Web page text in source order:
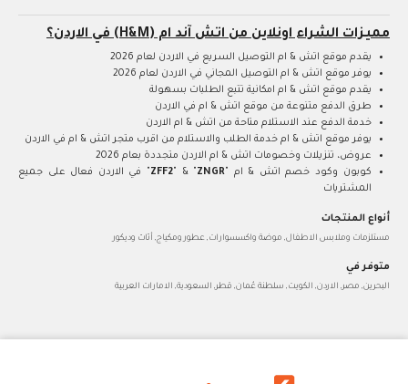
مميزات الشراء اونلاين من اتش آند ام (H&M) في الاردن؟
يقدم موقع اتش & ام التوصيل السريع في الاردن لعام 2026
يوفر موقع اتش & ام التوصيل المجاني في الاردن لعام 2026
يقدم موقع اتش & ام امكانية تتبع الطلبات بسهولة
طرق الدفع متنوعة من موقع اتش & ام في الاردن
خدمة الدفع عند الاستلام متاحة من اتش & ام الاردن
يوفر موقع اتش & ام خدمة الطلب والاستلام من اقرب متجر اتش & ام في الاردن
عروض، تنزيلات وخصومات اتش & ام الاردن متجددة بعام 2026
كوبون وكود خصم اتش & ام "
ZFF2" & "ZNGR
" في الاردن فعال على جميع
المشتريات
أنواع المنتجات
مستلزمات وملابس الاطفال, موضة واكسسوارات, عطور ومكياج, أثاث وديكور
متوفر في
البحرين, مصر, الاردن, الكويت, سلطنة عُمان, قطر, السعودية, الامارات العربية